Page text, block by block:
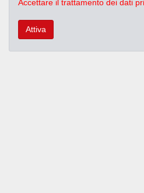
Accettare il trattamento dei dati
Attiva